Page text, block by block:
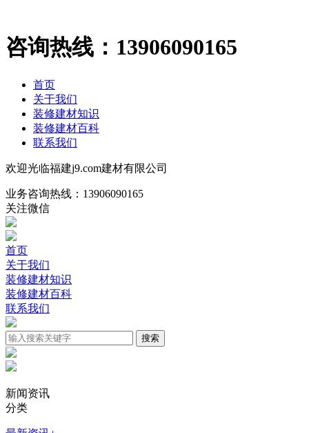
咨询热线： 13906090165
首页
关于我们
装修建材知识
装修建材百科
联系我们
欢迎光临福建j9.com建材有限公司
业务咨询热线： 13906090165
关注微信
首页
关于我们
装修建材知识
装修建材百科
联系我们
新闻资讯
分类